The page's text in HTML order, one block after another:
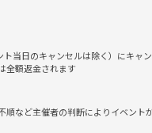
したが（RYT200取得済み
レやランニングをマイペー
ち上げました。
当日のキャンセルは除く）にキャ
全額返金されます
など主催者の判断によりイベン